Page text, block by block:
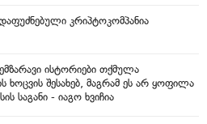
კრიპტოკომპანია
ისტორიები თქმულა
ხოცვის შესახებ, მაგრამ ეს არ ყოფილა
საგანი - იაგო ხვიჩია